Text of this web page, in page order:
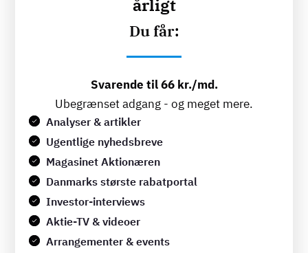
årligt
Du får:
Svarende til 66 kr./md.
Ubegrænset adgang - og meget mere.
Analyser & artikler
Ugentlige nyhedsbreve
Magasinet Aktionæren
Danmarks største rabatportal
Investor-interviews
Aktie-TV & videoer
Arrangementer & events